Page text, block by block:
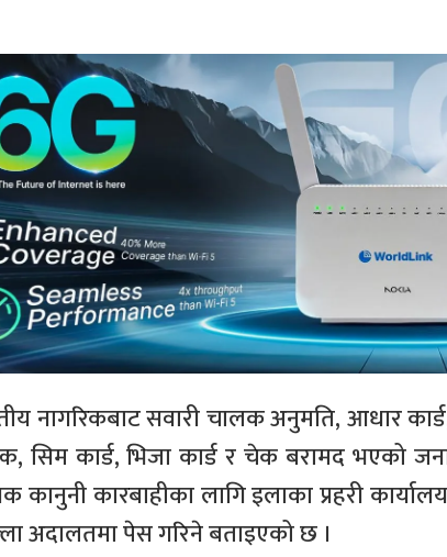
नागरिकबाट सवारी चालक अनुमति, आधार
सिम कार्ड, भिजा कार्ड र चेक बरामद भएको
कानुनी कारबाहीका लागि इलाका प्रहरी
अदालतमा पेस गरिने बताइएको छ ।